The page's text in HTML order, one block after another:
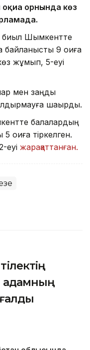
орнында көз
биыл Шымкентте
байланысты 9 оқиға
жұмып, 5-еуі
мен заңды
шақырды.
балалардың
оқиға тіркелген.
еуі жарақаттанған.
адамның